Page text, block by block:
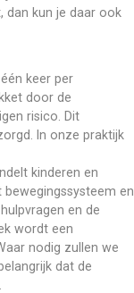
dan kun je daar ook
keer per
door de
risico. Dit
In onze praktijk
kinderen en
en
en de
wordt een
nodig zullen we
dat de